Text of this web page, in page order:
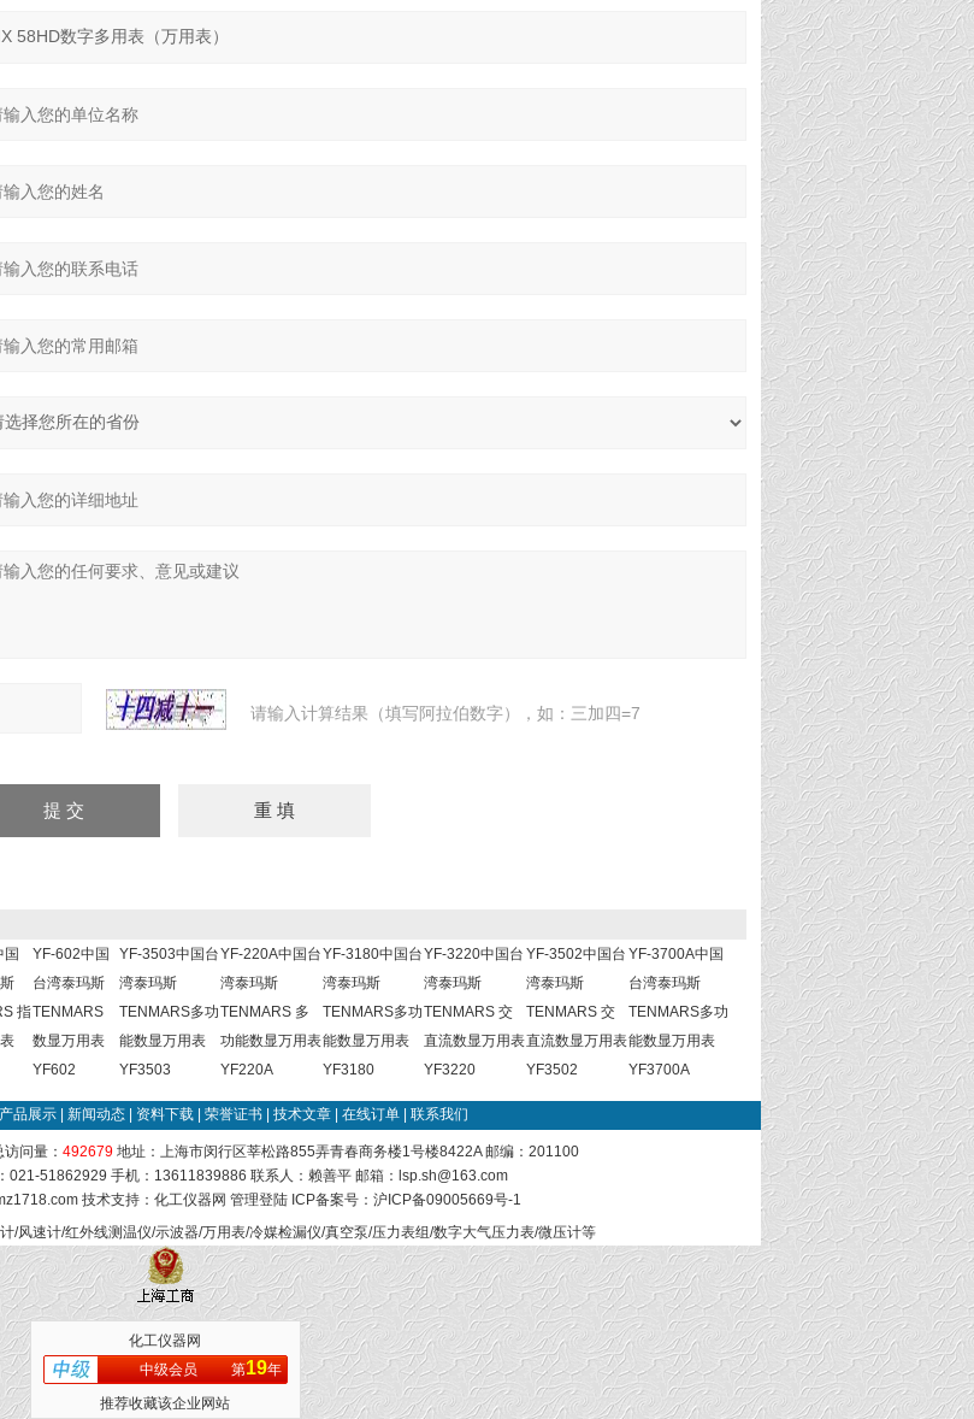
请输入计算结果（填写阿拉伯数字），如：三加四=7
国
指
YF-602中国
台湾泰玛斯
TENMARS
数显万用表
YF602
YF-3503中国台
湾泰玛斯
TENMARS多功
能数显万用表
YF3503
YF-220A中国台
湾泰玛斯
TENMARS 多
功能数显万用表
YF220A
YF-3180中国台
湾泰玛斯
TENMARS多功
能数显万用表
YF3180
YF-3220中国台
湾泰玛斯
TENMARS 交
直流数显万用表
YF3220
YF-3502中国台
湾泰玛斯
TENMARS 交
直流数显万用表
YF3502
YF-3700A中国
台湾泰玛斯
TENMARS多功
能数显万用表
YF3700A
产品展示 新闻动态 资料下载 荣誉证书 技术文章 在线订单 联系我们
问量： 492679地址：上海市闵行区莘松路855弄青春商务楼1号楼8422A 邮编：201100
021-51862929 手机：13611839886 联系人：赖善平 邮箱： lsp.sh@163.com
技术支持： 化工仪器网 管理登陆ICP备案号： 沪ICP备09005669号-1
/风速计/红外线测温仪/示波器/万用表/冷媒检漏仪/真空泵/压力表组/数字大气压力表/微压计等
化工仪器网
中级会员
第19年
推荐收藏该企业网站